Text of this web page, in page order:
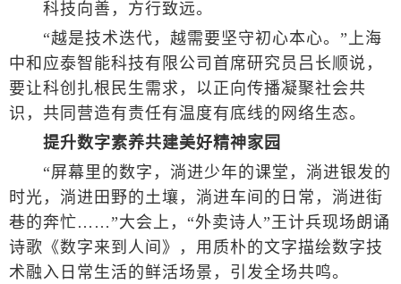
科技向善，方行致远。
“越是技术迭代，越需要坚守初心本心。”上海
中和应泰智能科技有限公司首席研究员吕长顺说，
要让科创扎根民生需求，以正向传播凝聚社会共
识，共同营造有责任有温度有底线的网络生态。
提升数字素养共建美好精神家园
“屏幕里的数字，淌进少年的课堂，淌进银发的
时光，淌进田野的土壤，淌进车间的日常，淌进街
巷的奔忙……”大会上，“外卖诗人”王计兵现场朗诵
诗歌《数字来到人间》，用质朴的文字描绘数字技
术融入日常生活的鲜活场景，引发全场共鸣。